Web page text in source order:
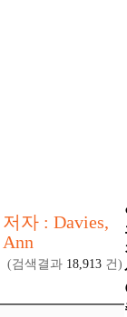
저자 : Davies,
Ann
(검색결과 18,913 건)